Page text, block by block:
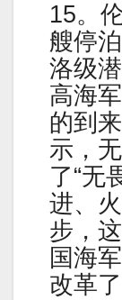
15。
艘停
洛级
高海
的到
示，
了“无
进、
步，
国海
改革